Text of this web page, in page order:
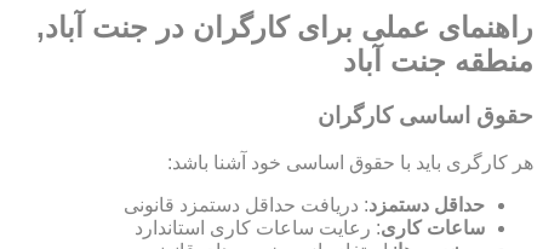
راهنمای عملی برای کارگران در جنت آباد,
منطقه جنت آباد
حقوق اساسی کارگران
هر کارگری باید با حقوق اساسی خود آشنا باشد:
حداقل دستمزد: دریافت حداقل دستمزد قانونی
ساعات کاری: رعایت ساعات کاری استاندارد